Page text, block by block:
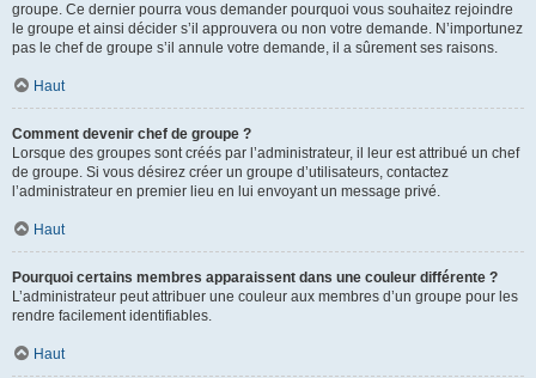
groupe. Ce dernier pourra vous demander pourquoi vous souhaitez rejoindre
le groupe et ainsi décider s’il approuvera ou non votre demande. N’importunez
pas le chef de groupe s’il annule votre demande, il a sûrement ses raisons.
Haut
Comment devenir chef de groupe ?
Lorsque des groupes sont créés par l’administrateur, il leur est attribué un chef
de groupe. Si vous désirez créer un groupe d’utilisateurs, contactez
l’administrateur en premier lieu en lui envoyant un message privé.
Haut
Pourquoi certains membres apparaissent dans une couleur différente ?
L’administrateur peut attribuer une couleur aux membres d’un groupe pour les
rendre facilement identifiables.
Haut